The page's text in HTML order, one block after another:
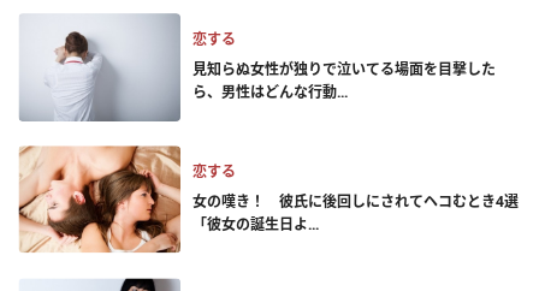
恋する
見知らぬ女性が独りで泣いてる場面を目撃した
ら、男性はどんな行動...
恋する
女の嘆き！ 彼氏に後回しにされてヘコむとき4選
「彼女の誕生日よ...